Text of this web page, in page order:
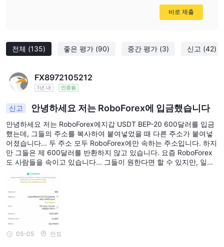
좌 옵션을 제공하는 유명 온라인 중개 회사입니다. 이 중개사는 광범
갖추고 있습니다. 또한 중개사는 우수한 고객 지원을 제공하며, 도움
RoboForex이 훌륭한 거래 기회를 제공하지만, 레버리지로 거래할
때는 주의를 기울이고 적절한 위험 관리 전략을 구현하는 것이 중요
합니다.
자주 묻는 질문
RoboForex은 규제를 받는 중개사인가요?
네, RoboForex은 FSC(오프쇼어)의 규제를 받습니다.
RoboForex은 어떤 거래 플랫폼을 제공하나요?
RoboForex은 MetaTrader 4, MetaTrader 5, WebTrader,
공합니다.
RoboForex에서 계좌를 개설하려면 최소 입금액이 얼마인
가요?
필요한 최소 입금액은 계좌 유형에 따라 다르며, R Stockstrader 계
전체 (135) 좋은 평가 (90) 중간 평가 (3) 신고 (42)
FX8972105212
1년 내 인증됨
신고 안녕하세요 저는 RoboForex에 입금했습니다
안녕하세요 저는 RoboForex에지갑 USDT BEP-20 600달러를 입금
했는데, 그들의 주소를 복사하여 붙여넣었을 때 다른 주소가 붙여넣
어졌습니다... 두 주소 모두 RoboForex에만 속하는 주소입니다. 하지
만 그들은 제 600달러를 반환하지 않고 있습니다. 요즘 RoboForex
도 사람들을 속이고 있습니다... 그들이 원한다면 할 수 있지만, 일부
러 하지 않는 것입니다.
05-05 인도
바로 제출